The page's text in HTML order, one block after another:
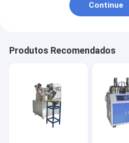
Continue
Produtos Recomendados